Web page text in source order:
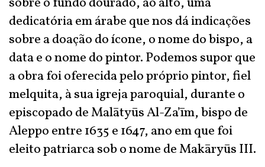
dedicatória em árabe que nos dá indicações
sobre a doação do ícone, o nome do bispo, a
data e o nome do pintor. Podemos supor que
a obra foi oferecida pelo próprio pintor, fiel
melquita, à sua igreja paroquial, durante o
episcopado de Malātyūs Al-Za’īm, bispo de
Aleppo entre 1635 e 1647, ano em que foi
eleito patriarca sob o nome de Makāryūs III.